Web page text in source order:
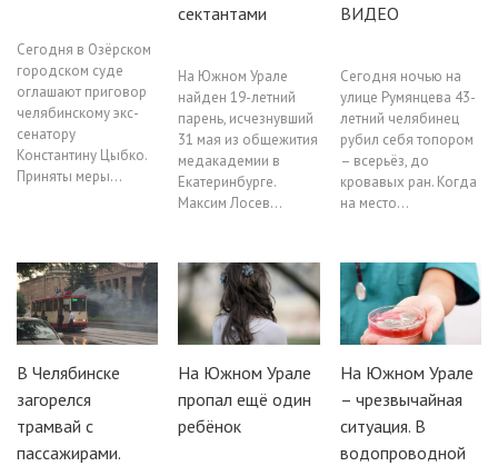
Сегодня в Озёрском
городском суде
оглашают приговор
челябинскому экс-
сенатору
Константину Цыбко.
Приняты меры…
сектантами
На Южном Урале
найден 19-летний
парень, исчезнувший
31 мая из общежития
медакадемии в
Екатеринбурге.
Максим Лосев…
ВИДЕО
Сегодня ночью на
улице Румянцева 43-
летний челябинец
рубил себя топором
– всерьёз, до
кровавых ран. Когда
на место…
В Челябинске
загорелся
трамвай с
пассажирами.
На Южном Урале
пропал ещё один
ребёнок
На Южном Урале
– чрезвычайная
ситуация. В
водопроводной